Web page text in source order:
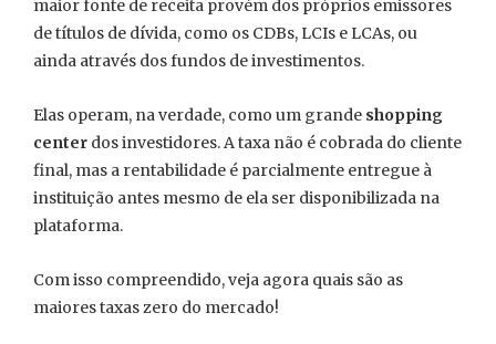
maior fonte de receita provém dos próprios emissores
de títulos de dívida, como os CDBs, LCIs e LCAs, ou
ainda através dos fundos de investimentos.
Elas operam, na verdade, como um grande shopping
center dos investidores. A taxa não é cobrada do cliente
final, mas a rentabilidade é parcialmente entregue à
instituição antes mesmo de ela ser disponibilizada na
plataforma.
Com isso compreendido, veja agora quais são as
maiores taxas zero do mercado!